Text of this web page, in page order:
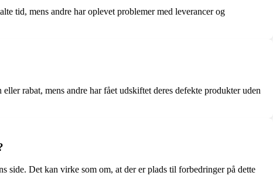
tid, mens andre har oplevet problemer med leverancer og
rabat, mens andre har fået udskiftet deres defekte produkter uden
Det kan virke som om, at der er plads til forbedringer på dette